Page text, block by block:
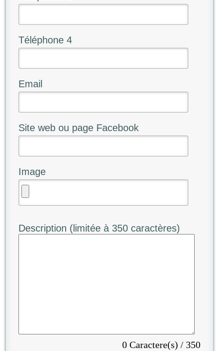
Téléphone 4
Email
Site web ou page Facebook
Image
Description (limitée à 350 caractères)
0 Caractere(s) / 350